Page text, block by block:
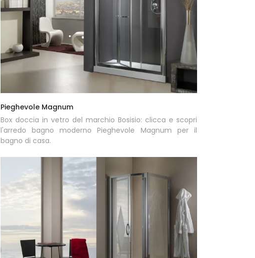
Pieghevole Magnum
Box doccia in vetro del marchio Bosisio: clicca e scopri
l'arredo bagno moderno Pieghevole Magnum per il
bagno di casa.